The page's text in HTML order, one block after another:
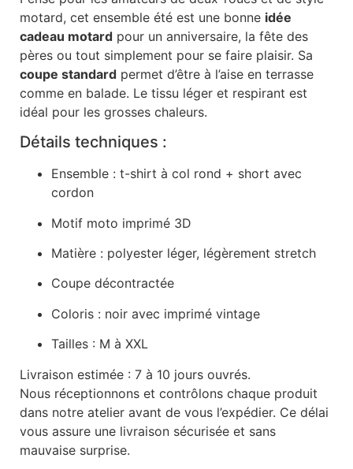
motard, cet ensemble été est une bonne idée
cadeau motard pour un anniversaire, la fête des
pères ou tout simplement pour se faire plaisir. Sa
coupe standard permet d’être à l’aise en terrasse
comme en balade. Le tissu léger et respirant est
idéal pour les grosses chaleurs.
Détails techniques :
Ensemble : t-shirt à col rond + short avec
cordon
Motif moto imprimé 3D
Matière : polyester léger, légèrement stretch
Coupe décontractée
Coloris : noir avec imprimé vintage
Tailles : M à XXL
Livraison estimée : 7 à 10 jours ouvrés.
Nous réceptionnons et contrôlons chaque produit
dans notre atelier avant de vous l’expédier. Ce délai
vous assure une livraison sécurisée et sans
mauvaise surprise.